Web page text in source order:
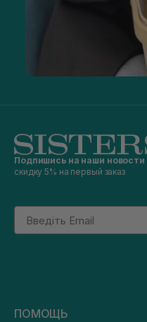
Подпишись на наши новости
скидку 5% на первый заказ
Email
ПОМОЩЬ